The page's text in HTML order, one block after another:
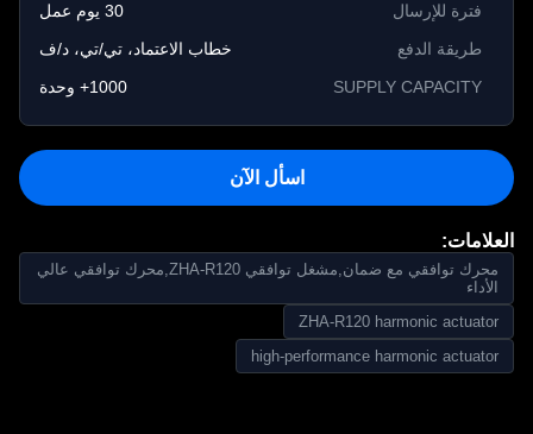
فترة للإرسال
طريقة الدفع
خطاب الاعتماد، تي/تي، د/ف
SUPPLY CAPACITY
اسأل الآن
محرك توافقي مع ضمان,مشغل توافقي ZHA-R120,محرك توافقي عالي
ZHA-R120 harmonic
high-performance harmonic